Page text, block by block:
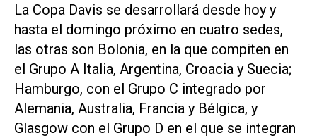
La Copa Davis se desarrollará desde hoy y
hasta el domingo próximo en cuatro sedes,
las otras son Bolonia, en la que compiten en
el Grupo A Italia, Argentina, Croacia y Suecia;
Hamburgo, con el Grupo C integrado por
Alemania, Australia, Francia y Bélgica, y
Glasgow con el Grupo D en el que se integran